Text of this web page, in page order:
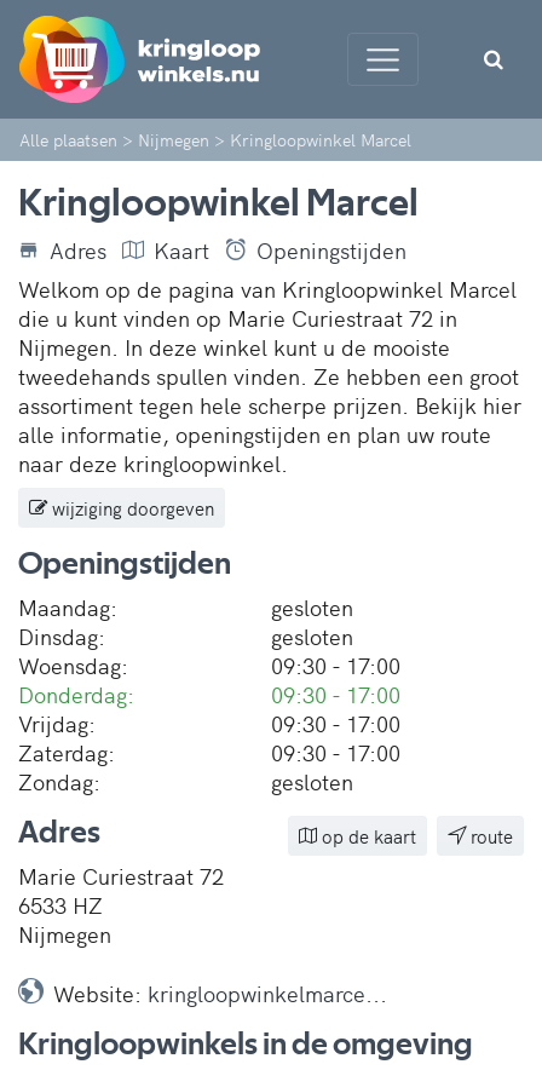
Alle plaatsen > Nijmegen > Kringloopwinkel Marcel
Kringloopwinkel Marcel
Adres Kaart
Openingstijden
Welkom op de pagina van Kringloopwinkel Marcel
die u kunt vinden op Marie Curiestraat 72 in
Nijmegen. In deze winkel kunt u de mooiste
tweedehands spullen vinden. Ze hebben een groot
assortiment tegen hele scherpe prijzen. Bekijk hier
alle informatie, openingstijden en plan uw route
naar deze kringloopwinkel.
wijziging doorgeven
Openingstijden
Maandag:
gesloten
Dinsdag:
gesloten
Woensdag:
09:30 - 17:00
Donderdag:
09:30 - 17:00
Vrijdag:
09:30 - 17:00
Zaterdag:
09:30 - 17:00
Zondag:
gesloten
route
op de kaart
Adres
Marie Curiestraat 72
6533 HZ
Nijmegen
Website: kringloopwinkelmarce...
Kringloopwinkels in de omgeving